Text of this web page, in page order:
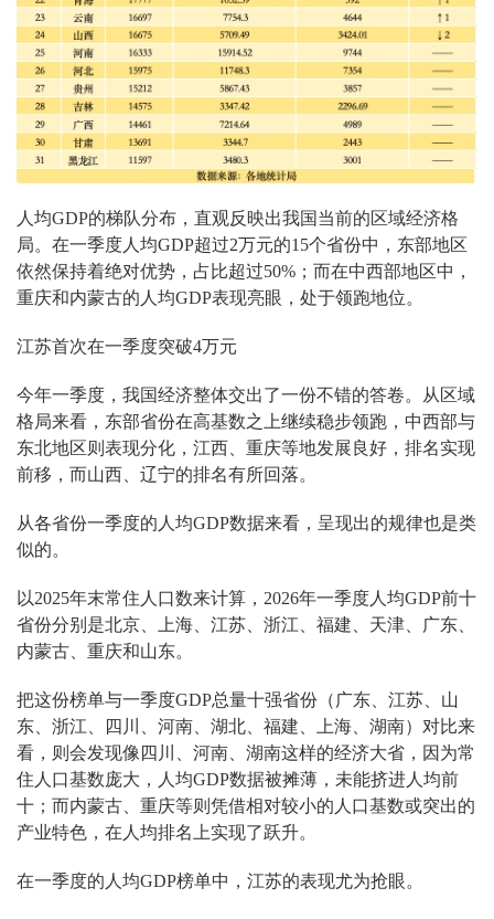
人均GDP的梯队分布，直观反映出我国当前的区域经济格
局。在一季度人均GDP超过2万元的15个省份中，东部地区
依然保持着绝对优势，占比超过50%；而在中西部地区中，
重庆和内蒙古的人均GDP表现亮眼，处于领跑地位。
江苏首次在一季度突破4万元
今年一季度，我国经济整体交出了一份不错的答卷。从区域
格局来看，东部省份在高基数之上继续稳步领跑，中西部与
东北地区则表现分化，江西、重庆等地发展良好，排名实现
前移，而山西、辽宁的排名有所回落。
从各省份一季度的人均GDP数据来看，呈现出的规律也是类
似的。
以2025年末常住人口数来计算，2026年一季度人均GDP前十
省份分别是北京、上海、江苏、浙江、福建、天津、广东、
内蒙古、重庆和山东。
把这份榜单与一季度GDP总量十强省份（广东、江苏、山
东、浙江、四川、河南、湖北、福建、上海、湖南）对比来
看，则会发现像四川、河南、湖南这样的经济大省，因为常
住人口基数庞大，人均GDP数据被摊薄，未能挤进人均前
十；而内蒙古、重庆等则凭借相对较小的人口基数或突出的
产业特色，在人均排名上实现了跃升。
在一季度的人均GDP榜单中，江苏的表现尤为抢眼。